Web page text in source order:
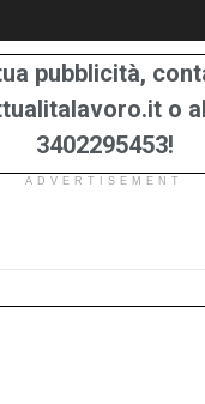
pubblicità,
o
3402295453!
ADVERTISEMENT